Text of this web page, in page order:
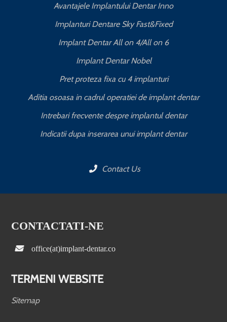
Avantajele Implantului Dentar Inno
Implanturi Dentare Sky Fast&Fixed
Implant Dentar All on 4/All on 6
Implant Dentar Nobel
Pret proteza fixa cu 4 implanturi
Aditia osoasa in cadrul operatiei de implant dentar
Intrebari frecvente despre implantul dentar
Indicatii dupa inserarea unui implant dentar
Contact Us
CONTACTATI-NE
office(at)implant-dentar.co
TERMENI WEBSITE
Sitemap